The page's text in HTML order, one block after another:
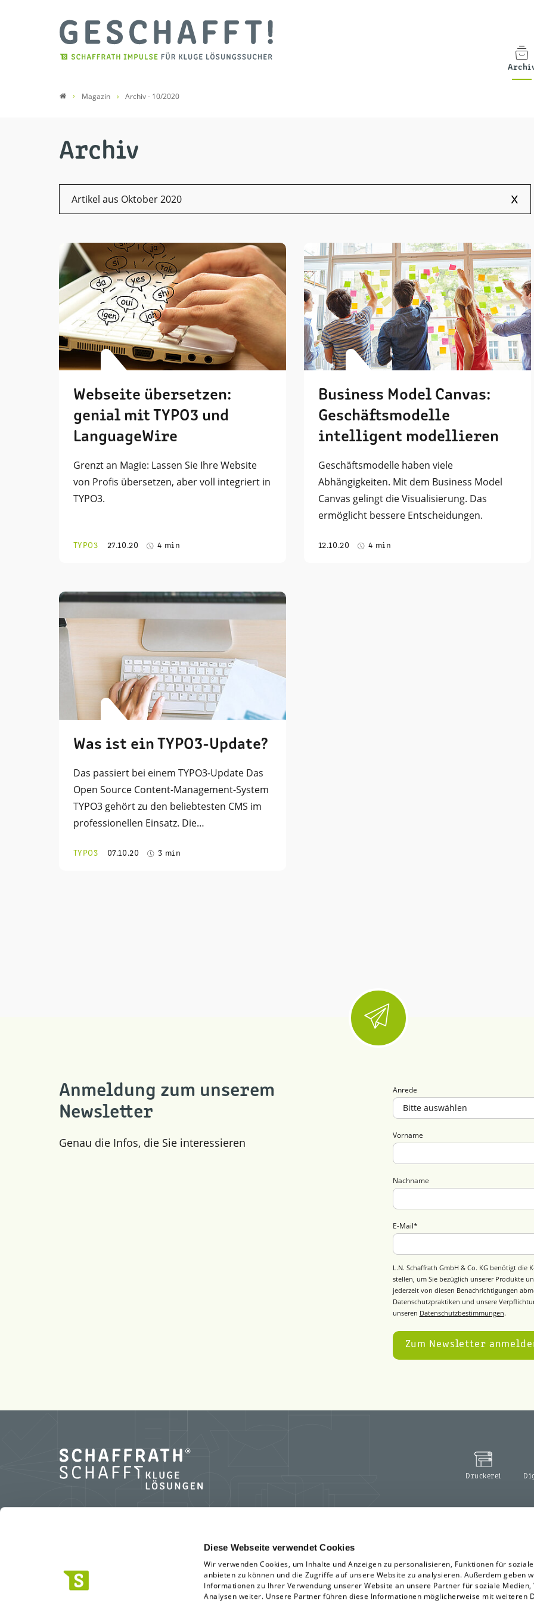
Diese Webseite verwendet Cookies
Wir verwenden Cookies, um Inhalte und Anzeigen zu personalisieren, Funktionen für
anbieten zu können und die Zugriffe auf unsere Website zu analysieren. Außerdem geben
Informationen zu Ihrer Verwendung unserer Website an unsere Partner für soziale Medien,
Analysen weiter. Unsere Partner führen diese Informationen möglicherweise mit weiteren
Magazin Archiv - 10/2020
Archiv
Artikel aus Oktober 2020 x
Webseite übersetzen:
genial mit TYPO3 und
LanguageWire
Grenzt an Magie: Lassen Sie Ihre Website
von Profis übersetzen, aber voll integriert in
TYPO3.
TYPO3 27.10.20 4 min
Business Model Canvas:
Geschäftsmodelle
intelligent modellieren
Geschäftsmodelle haben viele
Abhängigkeiten. Mit dem Business Model
Canvas gelingt die Visualisierung. Das
ermöglicht bessere Entscheidungen.
12.10.20 4 min
Was ist ein TYPO3-Update?
Das passiert bei einem TYPO3-Update Das
Open Source Content-Management-System
TYPO3 gehört zu den beliebtesten CMS im
professionellen Einsatz. Die…
TYPO3 07.10.20 3 min
Anmeldung zum unserem
Newsletter
Genau die Infos, die Sie interessieren
Anrede
Vorname
Nachname
E-Mail*
L.N. Schaffrath GmbH & Co. KG benötigt
stellen, um Sie bezüglich unserer Produkte
jederzeit von diesen Benachrichtigungen
Datenschutzpraktiken und unsere
unseren Datenschutzbestimmungen.
Druckerei
Standort Geldern
Marktweg 42-50